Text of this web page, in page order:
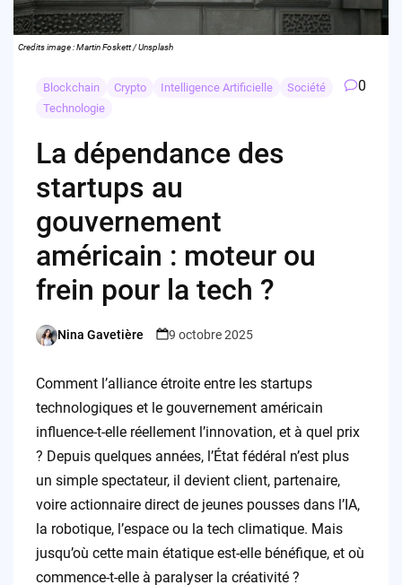
Credits image : Martin Foskett / Unsplash
Blockchain Crypto Intelligence Artificielle
Société
Technologie
0
La dépendance des
startups au
gouvernement
américain : moteur ou
frein pour la tech ?
Posted
Nina Gavetière 9 octobre 2025
Comment l’alliance étroite entre les startups
technologiques et le gouvernement américain
influence-t-elle réellement l’innovation, et à quel prix
? Depuis quelques années, l’État fédéral n’est plus
un simple spectateur, il devient client, partenaire,
voire actionnaire direct de jeunes pousses dans l’IA,
la robotique, l’espace ou la tech climatique. Mais
jusqu’où cette main étatique est-elle bénéfique, et où
commence-t-elle à paralyser la créativité ?